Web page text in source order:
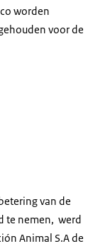
worden
voor de
van de
te nemen, werd
Animal S.A de